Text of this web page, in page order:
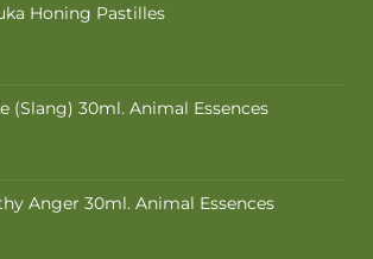
Honing Pastilles
(Slang) 30ml. Animal Essences
Anger 30ml. Animal Essences